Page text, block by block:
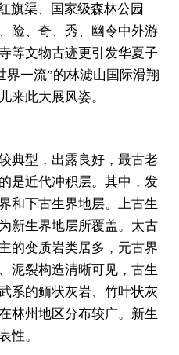
渠、国家级森林公园
险、奇、秀、幽令中外游
等文物古迹更引发华夏子
界一流”的林滤山国际滑翔
来此大展风姿。
典型，出露良好，最古老
是近代冲积层。其中，发
和下古生界地层。上古生
新生界地层所覆盖。太古
的变质岩类居多，元古界
泥裂构造清晰可见，古生
系的鲕状灰岩、竹叶状灰
林州地区分布较广。新生
性。